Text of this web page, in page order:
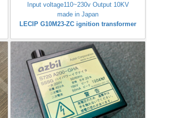
Input voltage110~230v Output 10KV
made in Japan
LECIP G10M23-ZC ignition transformer